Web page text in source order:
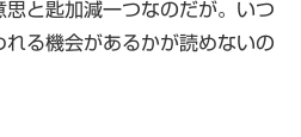
と匙加減一つなのだが。いつ
る機会があるかが読めないの